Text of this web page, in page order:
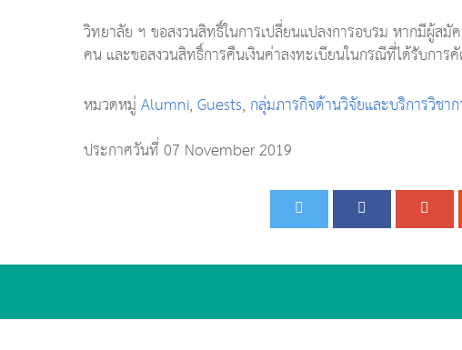
วิทยาลัย ฯ ขอสงวนสิทธิ์ในการเปลี่ยนแปลงการอบรม หากมีผู้ส
คน และขอสงวนสิทธิ์การคืนเงินค่าลงทะเบียนในกรณีที่ได้รับการ
หมวดหมู่Alumni,Guests, กลุ่มภารกิจด้านวิจัยและบริการวิชา
ประกาศวันที่ 07 November 2019